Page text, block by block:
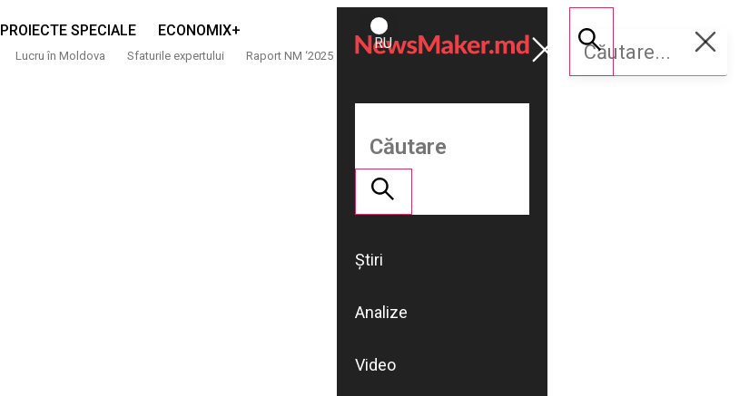
PROIECTE SPECIALE ECONOMIX+
Lucru în Moldova Sfaturile expertului Raport NM ‘2025
ROMÂNĂ
RU
Susține
NM
Știri
Analize
Video